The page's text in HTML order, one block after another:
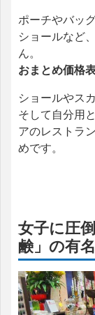
ポーチやバッ
ショールなど
ん。
おまとめ価格
ショールやス
そして自分用
アのレストラ
めです。
女子に圧
鹸」の有